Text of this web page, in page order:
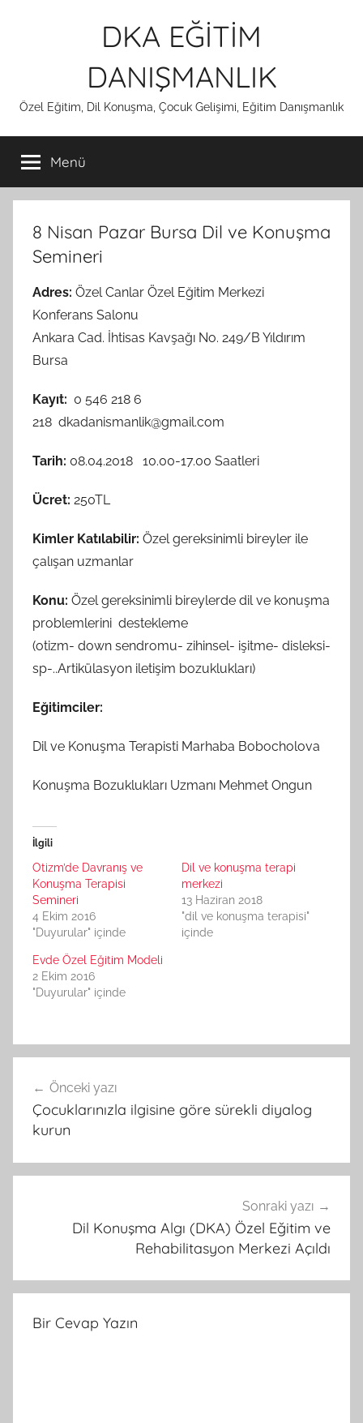
DKA EĞİTİM
DANIŞMANLIK
Özel Eğitim, Dil Konuşma, Çocuk Gelişimi, Eğitim Danışmanlık
Menü
8 Nisan Pazar Bursa Dil ve Konuşma
Semineri
Adres: Özel Canlar Özel Eğitim Merkezi
Konferans Salonu
Ankara Cad. İhtisas Kavşağı No. 249/B Yıldırım
Bursa
Kayıt: 0 546 218 6
218 dkadanismanlik@gmail.com
Tarih: 08.04.2018 10.00-17.00 Saatleri
Ücret: 250TL
Kimler Katılabilir: Özel gereksinimli bireyler ile
çalışan uzmanlar
Konu: Özel gereksinimli bireylerde dil ve konuşma
problemlerini destekleme
(otizm- down sendromu- zihinsel- işitme- disleksi-
sp-..Artikülasyon iletişim bozuklukları)
Eğitimciler:
Dil ve Konuşma Terapisti Marhaba Bobocholova
Konuşma Bozuklukları Uzmanı Mehmet Ongun
İlgili
Otizm’de Davranış ve
Konuşma Terapisi
Semineri
4 Ekim 2016
"Duyurular" içinde
Dil ve konuşma terapi
merkezi
13 Haziran 2018
"dil ve konuşma terapisi"
içinde
Evde Özel Eğitim Modeli
2 Ekim 2016
"Duyurular" içinde
gezinmesi
Önceki yazı
Çocuklarınızla ilgisine göre sürekli diyalog
kurun
Sonraki yazı
Dil Konuşma Algı (DKA) Özel Eğitim ve
Rehabilitasyon Merkezi Açıldı
Bir Cevap Yazın